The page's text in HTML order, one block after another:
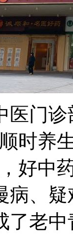
门诊
时养
好中
病、
了老